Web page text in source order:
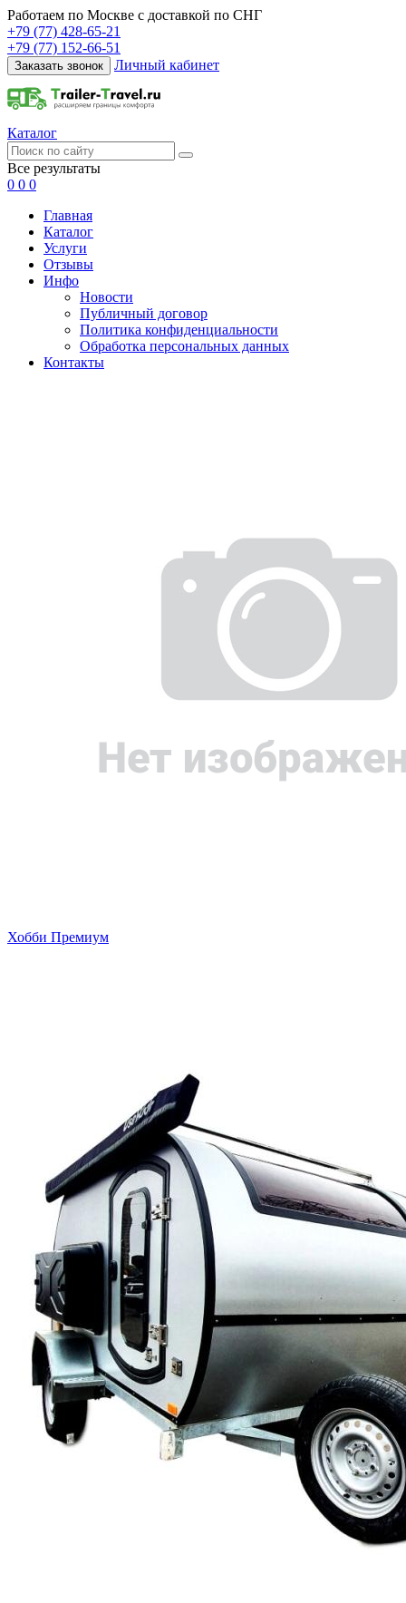
Работаем по Москве с доставкой по СНГ
+79 (77) 428-65-21
+79 (77) 152-66-51
Заказать звонок Личный кабинет
Каталог
Все результаты
0 0 0
Главная
Каталог
Услуги
Отзывы
Инфо
Новости
Публичный договор
Политика конфиденциальности
Обработка персональных данных
Контакты
Хобби Премиум